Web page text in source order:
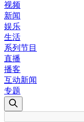
视频
新闻
娱乐
生活
系列节目
直播
播客
互动新闻
专题